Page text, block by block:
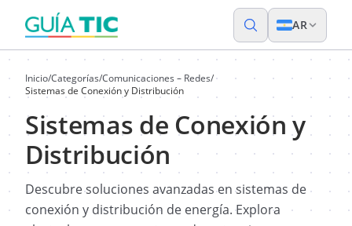
AR
Inicio/Categorías/Comunicaciones – Redes/
Sistemas de Conexión y Distribución
Sistemas de Conexión y
Distribución
Descubre soluciones avanzadas en sistemas de
conexión y distribución de energía. Explora